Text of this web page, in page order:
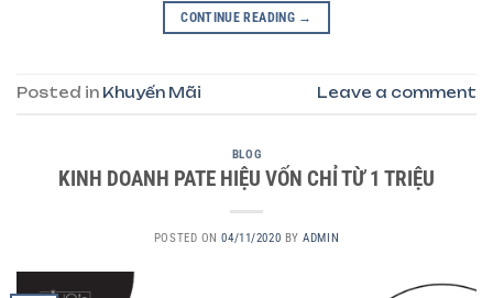
CONTINUE READING →
Posted in Khuyến Mãi Leave a comment
BLOG
KINH DOANH PATE HIỆU VỐN CHỈ TỪ 1 TRIỆU
POSTED ON04/11/2020 BYADMIN